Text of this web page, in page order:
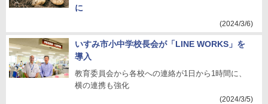
に
(2024/3/6)
いすみ市小中学校長会が「LINE WORKS」を
導入
教育委員会から各校への連絡が1日から1時間に、
横の連携も強化
(2024/3/5)